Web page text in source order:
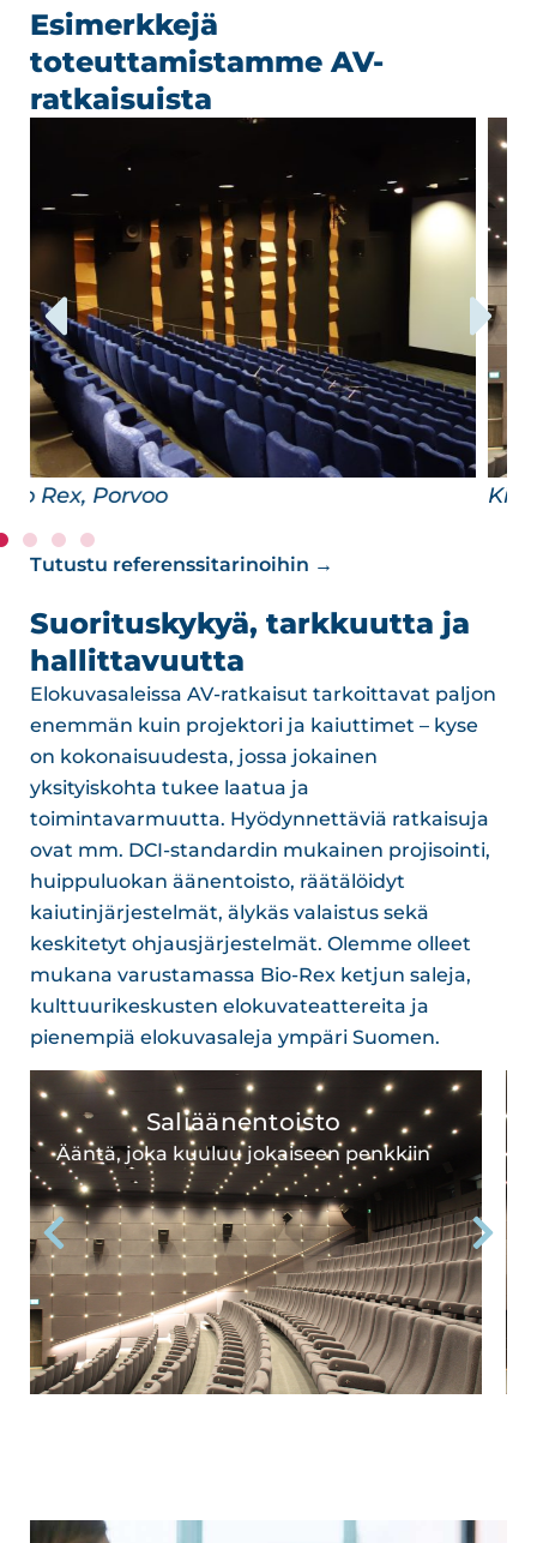
Esimerkkejä
toteuttamistamme AV-
ratkaisuista
Kino Regina
Tutustu referenssitarinoihin →
Suorituskykyä, tarkkuutta ja
hallittavuutta
Elokuvasaleissa AV-ratkaisut tarkoittavat paljon
enemmän kuin projektori ja kaiuttimet – kyse
on kokonaisuudesta, jossa jokainen
yksityiskohta tukee laatua ja
toimintavarmuutta. Hyödynnettäviä ratkaisuja
ovat mm. DCI-standardin mukainen projisointi,
huippuluokan äänentoisto, räätälöidyt
kaiutinjärjestelmät, älykäs valaistus sekä
keskitetyt ohjausjärjestelmät. Olemme olleet
mukana varustamassa Bio-Rex ketjun saleja,
kulttuurikeskusten elokuvateattereita ja
pienempiä elokuvasaleja ympäri Suomen.
Arkkitehtuuri-valaistus
Eloa, tunnetta ja näkyvyyttä